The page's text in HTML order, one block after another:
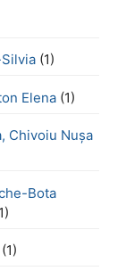
(1)
Elena (1)
Chivoiu Nușa
Bota
(1)